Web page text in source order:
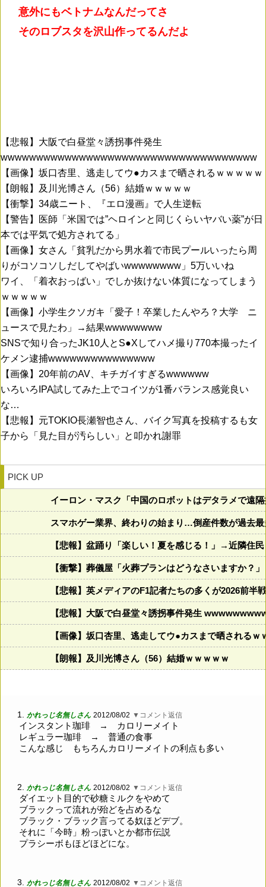
意外にもベトナムなんだってさ
そのロブスタを沢山作ってるんだよ
【悲報】大阪で白昼堂々誘拐事件発生
wwwwwwwwwwwwwwwwwwwwwwwwwwwwwwwwwwww
【画像】坂口杏里、逃走してウ●カスまで晒されるｗｗｗｗｗ
【朗報】及川光博さん（56）結婚ｗｗｗｗｗ
【衝撃】34歳ニート、『エロ漫画』で人生逆転
【警告】医師「米国では”ヘロインと同じくらいヤバい薬”が日
本では平気で処方されてる」
【画像】女さん「貧乳だから男水着で市民プールいったら周
りがコソコソしだしてやばいwwwwwwww」5万いいね
ワイ、「着衣おっばい」でしか抜けない体質になってしまう
ｗｗｗｗｗ
【画像】小学生クソガキ「愛子！卒業したんやろ？大学 ニ
ュースで見たわ」→結果wwwwwwww
SNSで知り合ったJK10人とS●Xしてハメ撮り770本撮ったイ
ケメン逮捕wwwwwwwwwwwwwww
【画像】20年前のAV、キチガイすぎるwwwwww
いろいろIPA試してみた上でコイツが1番バランス感覚良い
な…
【悲報】元TOKIO長瀬智也さん、バイク写真を投稿するも女
子から「見た目が汚らしい」と叩かれ謝罪
PICK UP
イーロン・マスク「中国のロボットはデタラメで遠
スマホゲー業界、終わりの始まり…倒産件数が過去
【悲報】盆踊り「楽しい！夏を感じる！」→近隣住
【衝撃】葬儀屋「火葬プランはどうなさいますか
【悲報】英メディアのF1記者たちの多くが2026前
【悲報】大阪で白昼堂々誘拐事件発生
【画像】坂口杏里、逃走してウ●カスまで晒されるｗ
【朗報】及川光博さん（56）結婚ｗｗｗｗｗ
1. かれっじ名無しさん 2012/08/02 ▼コメント返信
インスタント珈琲 → カロリーメイト
レギュラー珈琲 → 普通の食事
こんな感じ もちろんカロリーメイトの利点も多い
2. かれっじ名無しさん 2012/08/02 ▼コメント返信
ダイエット目的で砂糖ミルクをやめて
ブラックって流れが殆どを占めるな
ブラック・ブラック言ってる奴ほどデブ。
それに「今時」粉っぽいとか都市伝説
プラシーボもほどほどにな。
3. かれっじ名無しさん 2012/08/02 ▼コメント返信